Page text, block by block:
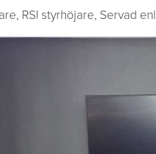
RSI styrhöjare, Servad